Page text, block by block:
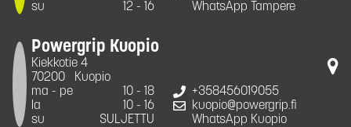
su
12 - 16
WhatsApp Tampere
Powergrip Kuopio
Kiekkotie 4
70200
Kuopio
ma - pe
10 - 18
la
10 - 16
su
SULJETTU
+358456019055
kuopio@powergrip.fi
WhatsApp Kuopio